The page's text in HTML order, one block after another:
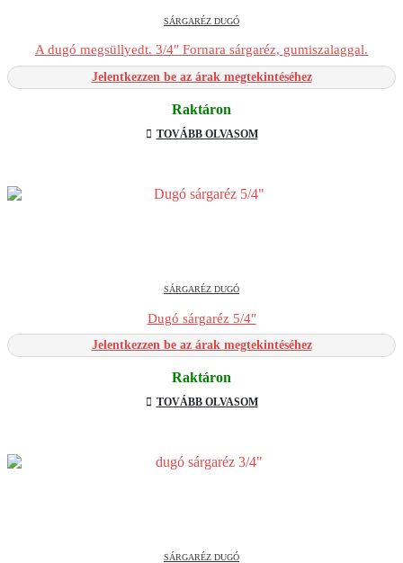
SÁRGARÉZ DUGÓ
A dugó megsüllyedt. 3/4″ Fornara sárgaréz, gumiszalaggal.
Jelentkezzen be az árak megtekintéséhez
Raktáron
TOVÁBB OLVASOM
SÁRGARÉZ DUGÓ
Dugó sárgaréz 5/4″
Jelentkezzen be az árak megtekintéséhez
Raktáron
TOVÁBB OLVASOM
SÁRGARÉZ DUGÓ